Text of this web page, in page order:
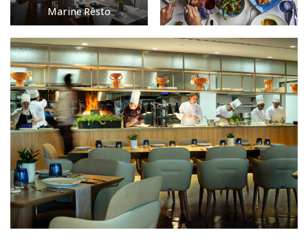
Marine Rêsto